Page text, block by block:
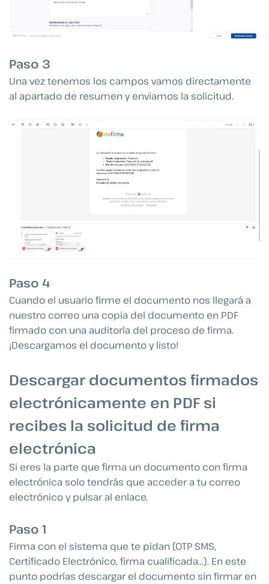
Paso 3
Una vez tenemos los campos vamos directamente
al apartado de resumen y enviamos la solicitud.
Paso 4
Cuando el usuario firme el documento nos llegará a
nuestro correo una copia del documento en PDF
firmado con una auditoría del proceso de firma.
¡Descargamos el documento y listo!
Descargar documentos firmados
electrónicamente en PDF si
recibes la solicitud de firma
electrónica
Si eres la parte que firma un documento con firma
electrónica solo tendrás que acceder a tu correo
electrónico y pulsar al enlace.
Paso 1
Firma con el sistema que te pidan (OTP SMS,
Certificado Electrónico, firma cualificada…). En este
punto podrías descargar el documento sin firmar en